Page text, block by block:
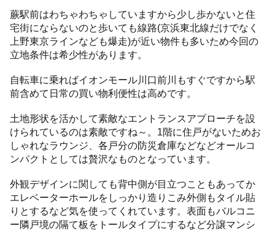
蕨駅前はわちゃわちゃしていますから少し歩かないと住
宅街にならないのと歩いても線路(京浜東北線だけでなく
上野東京ラインなども爆走)が近い物件も多いため今回の
立地条件は希少性があります。
自転車に乗ればイオンモール川口前川もすぐですから駅
前含めて日常の買い物利便性は高めです。
土地形状を活かして素敵なエントランスアプローチを設
けられているのは素敵ですね～。1階に住戸がないためお
しゃれなラウンジ、各戸分の防災倉庫などなどオールコ
ンパクトとしては贅沢なものとなっています。
外観デザインに関しても背中側が目立つこともあってか
エレベーターホールをしっかり造りこみ外側もタイル貼
りとするなど気を使ってくれています。表面もバルコニ
ー隣戸境の隔て板をトールタイプにするなど分譲マンシ